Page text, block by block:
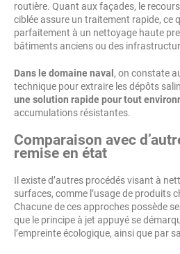
routière. Quant aux façades, le
ciblée assure un traitement rapide, ce
parfaitement à un nettoyage haute
bâtiments anciens ou des
Dans le domaine naval , on constate
technique pour extraire les dépôts
une solution rapide pour tout
accumulations résistantes.
Comparaison avec
remise en état
Il existe d’autres procédés visant à
surfaces, comme l’usage de produits
Chacune de ces approches possède
que le principe à jet appuyé se
l’empreinte écologique, ainsi que par